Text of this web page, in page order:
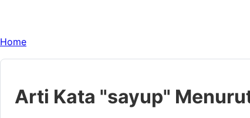
Home
Arti Kata "sayup"